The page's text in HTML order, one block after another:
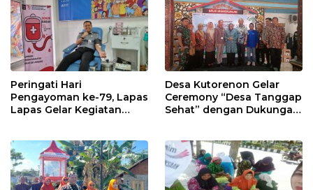
Peringati Hari
Pengayoman ke-79, Lapas
Lapas Gelar Kegiatan
Desa Kutorenon Gelar
Ceremony “Desa Tanggap
Sehat” dengan Dukungan